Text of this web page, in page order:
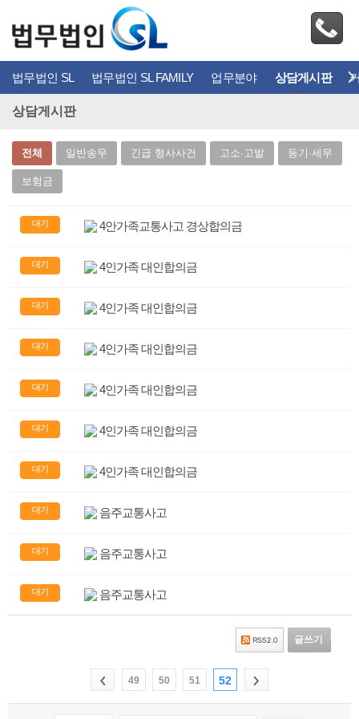
법무법인 SL 법무법인 SL FAMILY 업무분야 상담게시판
상담게시판
전체 일반송무 긴급 형사사건 고소·고발 등기·세무
보험금
대기 4안가족교통사고 경상합의금
대기 4인가족 대인합의금
대기 4인가족 대인합의금
대기 4인가족 대인합의금
대기 4인가족 대인합의금
대기 4인가족 대인합의금
대기 4인가족 대인합의금
대기 음주교통사고
대기 음주교통사고
대기 음주교통사고
글쓰기
49 50 51 52